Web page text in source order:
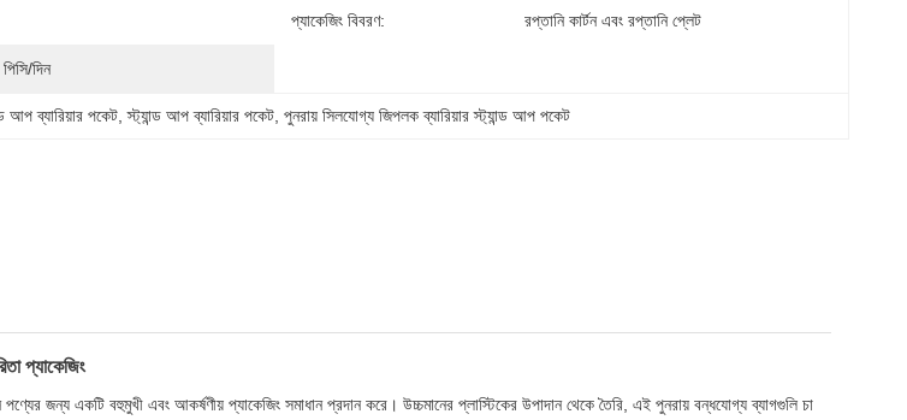
প্যাকেজিং বিবরণ: রপ্তানি কার্টন এবং রপ্তানি প্লেট
দিন
আপ ব্যারিয়ার পকেট , স্ট্যান্ড আপ ব্যারিয়ার পকেট , পুনরায় সিলযোগ্য জিপলক ব্যারিয়ার স্ট্যান্ড আপ পকেট
প্যাকেজিং
পণ্যের জন্য একটি বহুমুখী এবং আকর্ষণীয় প্যাকেজিং সমাধান প্রদান করে। উচ্চমানের প্লাস্টিকের উপাদান থেকে তৈরি, এই পুনরায় বন্ধযোগ্য ব্যাগগুলি চা